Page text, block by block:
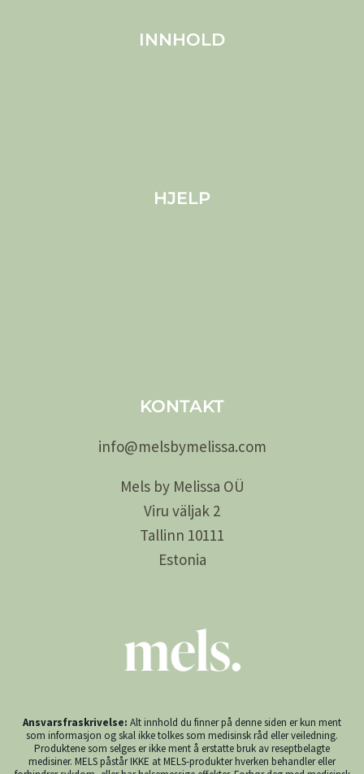
INNHOLD
HJELP
KONTAKT
info@melsbymelissa.com
Mels by Melissa OÜ
Viru väljak 2
Tallinn 10111
Estonia
Ansvarsfraskrivelse: Alt innhold du finner på denne siden er kun ment
som informasjon og skal ikke tolkes som medisinsk råd eller veiledning.
Produktene som selges er ikke ment å erstatte bruk av reseptbelagte
medisiner. MELS påstår IKKE at MELS-produkter hverken behandler eller